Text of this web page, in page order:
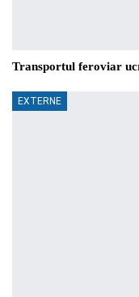
Transportul feroviar
EXTERNE